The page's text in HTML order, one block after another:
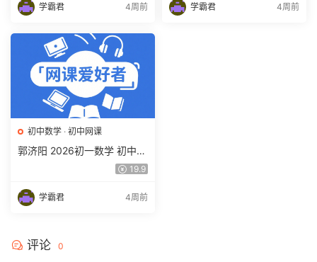
学霸君 4周前 学霸君 4周前
初中数学 · 初中网课
郭济阳 2026初一数学 初中数
学春上 数理思维自主学习·BS
19.9
学霸君 4周前
评论 0